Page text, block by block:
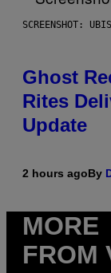
SCREENSHOT:
Ghost
Rites
Update
2 hours agoBy
MORE
FROM